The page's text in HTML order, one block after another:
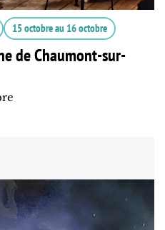
15 octobreau 16 octobre
de Chaumont-sur-